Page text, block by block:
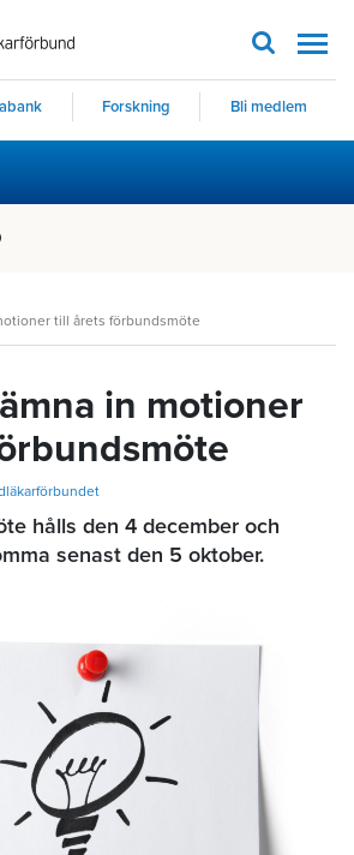
Forskning Bli medlem
till årets förbundsmöte
in motioner
hålls den 4 december och
senast den 5 oktober.